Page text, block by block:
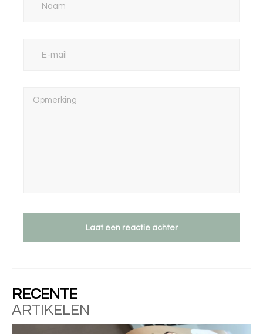
Laat een reactie achter
RECENTE
ARTIKELEN